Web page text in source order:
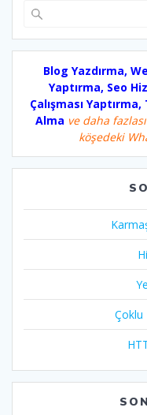
Blog Yazdırma,
Yaptırma, Seo
Çalışması
Alma ve daha
köşedeki
Çoklu